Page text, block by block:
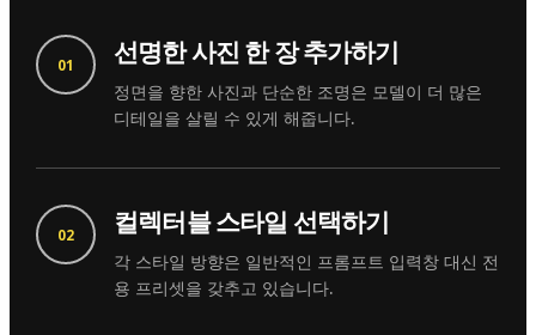
01 선명한 사진 한 장 추가하기
정면을 향한 사진과 단순한 조명은 모델이 더 많은
디테일을 살릴 수 있게 해줍니다.
02 컬렉터블 스타일 선택하기
각 스타일 방향은 일반적인 프롬프트 입력창 대신 전
용 프리셋을 갖추고 있습니다.